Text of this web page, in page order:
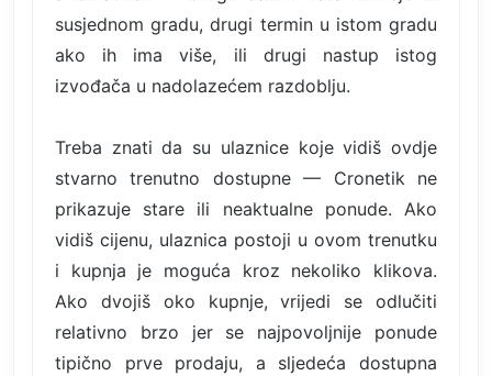
susjednom gradu, drugi termin u istom gradu
ako ih ima više, ili drugi nastup istog
izvođača u nadolazećem razdoblju.
Treba znati da su ulaznice koje vidiš ovdje
stvarno trenutno dostupne — Cronetik ne
prikazuje stare ili neaktualne ponude. Ako
vidiš cijenu, ulaznica postoji u ovom trenutku
i kupnja je moguća kroz nekoliko klikova.
Ako dvojiš oko kupnje, vrijedi se odlučiti
relativno brzo jer se najpovoljnije ponude
tipično prve prodaju, a sljedeća dostupna